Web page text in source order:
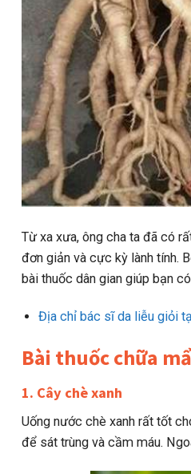
Từ xa xưa, ông cha ta đã có
đơn giản và cực kỳ lành tính.
bài thuốc dân gian giúp bạn
Địa chỉ bác sĩ da liễu giỏi
Bài thuốc chữa
1. Cây chè xanh
Uống nước chè xanh rất tốt
để sát trùng và cầm máu.